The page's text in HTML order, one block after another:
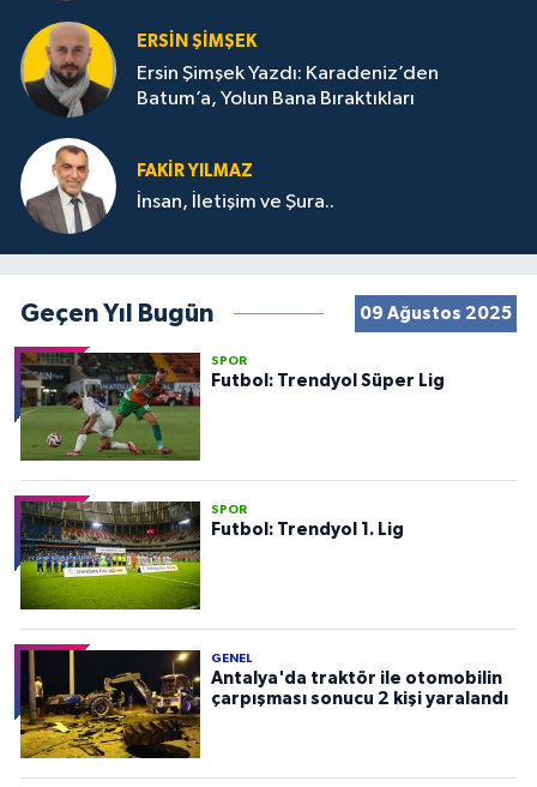
ERSIN ŞIMŞEK
Ersin Şimşek Yazdı: Karadeniz’den
Batum’a, Yolun Bana Bıraktıkları
FAKIR YILMAZ
İnsan, İletişim ve Şura..
Geçen Yıl Bugün 09 Ağustos 2025
SPOR
Futbol: Trendyol Süper Lig
SPOR
Futbol: Trendyol 1. Lig
GENEL
Antalya'da traktör ile otomobilin
çarpışması sonucu 2 kişi yaralandı